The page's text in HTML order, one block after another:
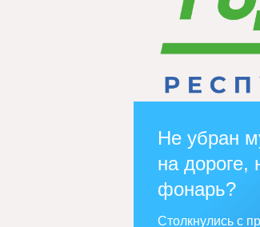
Не убран
на дороге,
фонарь?
Столкнулись с